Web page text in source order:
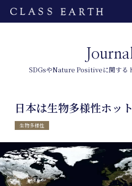
SDGsやNature Positiveに関する
日本は生物多様性ホッ
生物多様性